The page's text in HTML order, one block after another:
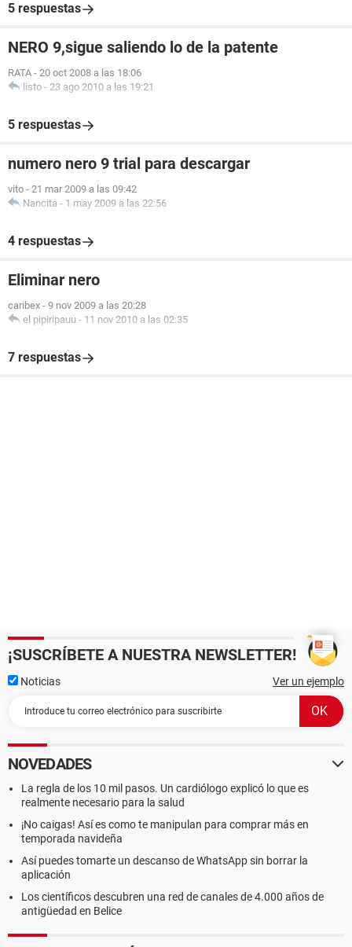
5 respuestas
NERO 9,sigue saliendo lo de la patente
RATA - 20 oct 2008 a las 18:06
listo - 23 ago 2010 a las 19:21
5 respuestas
numero nero 9 trial para descargar
vito - 21 mar 2009 a las 09:42
Nancita - 1 may 2009 a las 22:56
4 respuestas
Eliminar nero
caribex - 9 nov 2009 a las 20:28
el pipiripauu - 11 nov 2010 a las 02:35
7 respuestas
¡SUSCRÍBETE A NUESTRA NEWSLETTER!
Noticias Ver un ejemplo
NOVEDADES
La regla de los 10 mil pasos. Un cardiólogo explicó lo que es
realmente necesario para la salud
¡No caigas! Así es como te manipulan para comprar más en
temporada navideña
Así puedes tomarte un descanso de WhatsApp sin borrar la
aplicación
Los científicos descubren una red de canales de 4.000 años de
antigüedad en Belice